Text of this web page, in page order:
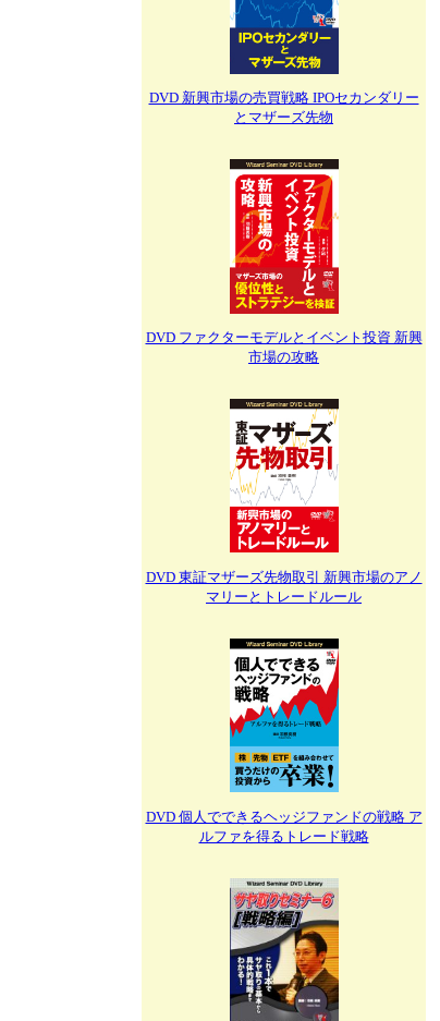
DVD 新興市場の売買戦略 IPOセカンダリー
とマザーズ先物
DVD ファクターモデルとイベント投資 新興
市場の攻略
DVD 東証マザーズ先物取引 新興市場のアノ
マリーとトレードルール
DVD 個人でできるヘッジファンドの戦略 ア
ルファを得るトレード戦略